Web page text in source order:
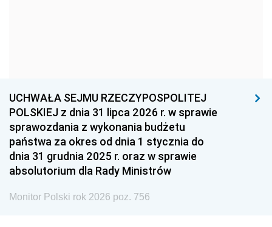
1954 1953 1952
1951 1950
1948 1947 1946
1939 1938
UCHWAŁA SEJMU RZECZYPOSPOLITEJ
POLSKIEJ z dnia 31 lipca 2026 r. w sprawie
sprawozdania z wykonania budżetu
państwa za okres od dnia 1 stycznia do
dnia 31 grudnia 2025 r. oraz w sprawie
absolutorium dla Rady Ministrów
Monitor Polski rok 2026 poz. 756